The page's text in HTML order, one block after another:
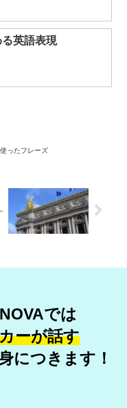
英語表現
ったフレーズ
では
ーが話す
につきます！